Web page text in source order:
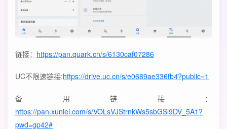
链接： https://pan.quark.cn/s/6130caf07286
UC不限速链接:https://drive.uc.cn/s/e0689ae336fb4?public=1
备用链接：
https://pan.xunlei.com/s/VOLsVJStrnkWs5sbGSl9DV_5A1?
pwd=gp42#